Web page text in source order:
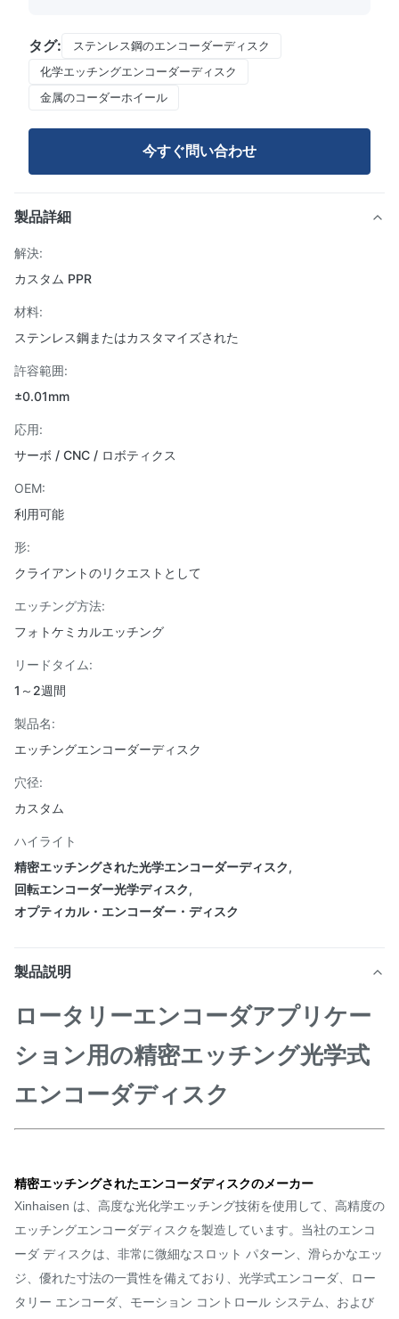
タグ:
ステンレス鋼のエンコーダーディスク
化学エッチングエンコーダーディスク
金属のコーダーホイール
今すぐ問い合わせ
製品詳細
解決:
カスタム PPR
材料:
ステンレス鋼またはカスタマイズされた
許容範囲:
±0.01mm
応用:
サーボ / CNC / ロボティクス
OEM:
利用可能
形:
クライアントのリクエストとして
エッチング方法:
フォトケミカルエッチング
リードタイム:
1～2週間
製品名:
エッチングエンコーダーディスク
穴径:
カスタム
ハイライト
精密エッチングされた光学エンコーダーディスク,
回転エンコーダー光学ディスク,
オプティカル・エンコーダー・ディスク
製品説明
ロータリーエンコーダアプリケー
ション用の精密エッチング光学式
エンコーダディスク
精密エッチングされたエンコーダディスクのメーカー
Xinhaisen は、高度な光化学エッチング技術を使用して、高精度の
エッチングエンコーダディスクを製造しています。当社のエンコ
ーダ ディスクは、非常に微細なスロット パターン、滑らかなエッ
ジ、優れた寸法の一貫性を備えており、光学式エンコーダ、ロー
タリー エンコーダ、モーション コントロール システム、および